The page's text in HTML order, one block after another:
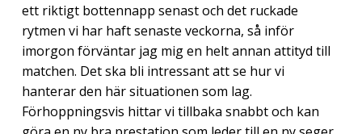
ett riktigt bottennapp senast och det ruckade
rytmen vi har haft senaste veckorna, så inför
imorgon förväntar jag mig en helt annan attityd till
matchen. Det ska bli intressant att se hur vi
hanterar den här situationen som lag.
Förhoppningsvis hittar vi tillbaka snabbt och kan